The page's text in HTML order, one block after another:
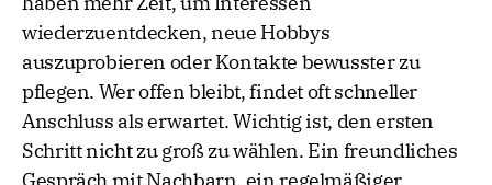
wiederzuentdecken, neue Hobbys
auszuprobieren oder Kontakte bewusster zu
pflegen. Wer offen bleibt, findet oft schneller
Anschluss als erwartet. Wichtig ist, den ersten
Schritt nicht zu groß zu wählen. Ein freundliches